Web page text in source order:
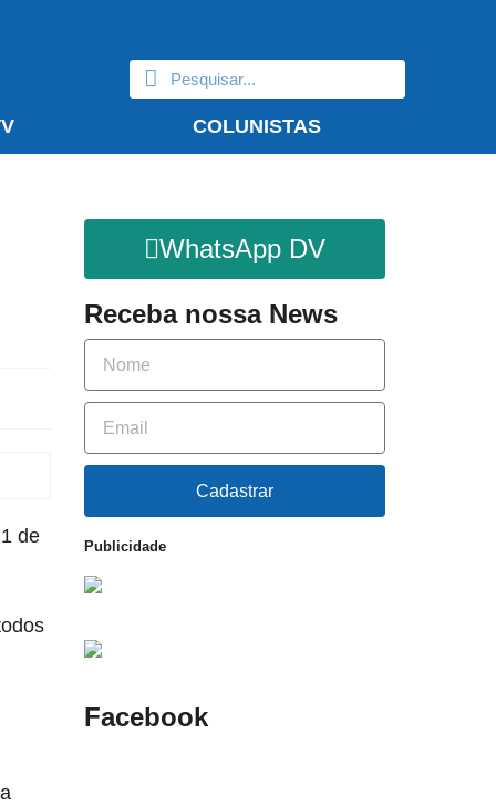
COLUNISTAS
de
WhatsApp DV
Receba nossa News
Cadastrar
Publicidade
Facebook